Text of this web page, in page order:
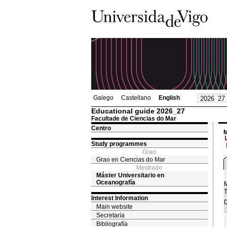
Galego Castellano English
Educational guide 2026_27
Facultade de Ciencias do Mar
Centro
Study programmes
Grao
Grao en Ciencias do Mar
Mestrado
Máster Universitario en
Oceanografía
Interest Information
Main website
Secretaría
Bibliografía